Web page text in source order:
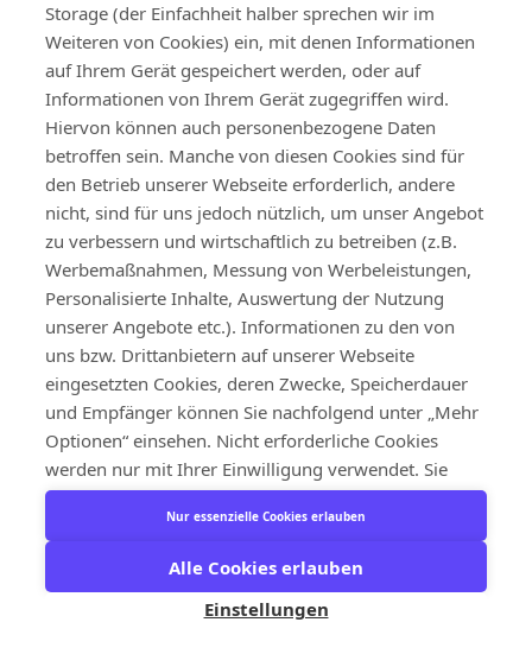
nicht Ihre Interessen oder Grundrechte und
Grundfreiheiten überwiegen, die den Schutz
personenbezogener Daten erfordern. Eine
Datenverarbeitung zur Wahrung berechtigter
Interessen erfolgt beispielsweise in folgenden
Fällen:
Zurverfügungstellung des Onlineangebotes,
seiner Funktionen und Inhalte
Verwendung technisch erforderlicher
Cookies oder vergleichbaren Technologien
im Sinne von § 25 Abs. 2 TDDDG
Beantwortung von Kontaktanfragen und
Kommunikation mit Nutzern
Übermittlung von Daten an mit uns
verbundene Unternehmen und Partner
Durchführung von Zahlungsvorgängen
Storage (der Einfachheit halber sprechen wir im
Weiteren von Cookies) ein, mit denen Informationen
auf Ihrem Gerät gespeichert werden, oder auf
Informationen von Ihrem Gerät zugegriffen wird.
Hiervon können auch personenbezogene Daten
betroffen sein. Manche von diesen Cookies sind für
den Betrieb unserer Webseite erforderlich, andere
nicht, sind für uns jedoch nützlich, um unser Angebot
zu verbessern und wirtschaftlich zu betreiben (z.B.
Werbemaßnahmen, Messung von Werbeleistungen,
Personalisierte Inhalte, Auswertung der Nutzung
unserer Angebote etc.). Informationen zu den von
uns bzw. Drittanbietern auf unserer Webseite
eingesetzten Cookies, deren Zwecke, Speicherdauer
und Empfänger können Sie nachfolgend unter „Mehr
Optionen“ einsehen. Nicht erforderliche Cookies
werden nur mit Ihrer Einwilligung verwendet. Sie
können deren Verwendung und der damit
verbundene Speicherung von Informationen auf
Auslesen und die folgende Verarbeitung
personenbezogener Daten durch Klick auf die
Nur essenzielle Cookies erlauben
Alle Cookies erlauben
Einstellungen